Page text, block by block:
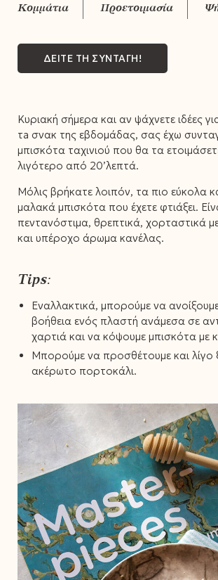
ΔΕΙΤΕ ΤΗ ΣΥΝΤΑΓΗ!
Κυριακή σήμερα και αν ψάχνετε ιδέες
τa σνακ της εβδομάδας, σας έχω
μπισκότα ταχινιού που θα τα
λιγότερο από 20’λεπτά.
Μόλις βρήκατε λοιπόν, τα πιο εύκολα
μαλακά μπισκότα που έχετε φτιάξει.
πεντανόστιμα, θρεπτικά, χορταστικά
και υπέροχο άρωμα κανέλας.
Tips:
Εναλλακτικά, μπορούμε να
βοήθεια ενός πλαστή ανάμεσα σε
χαρτιά και να κόψουμε μπισκότα με
Μπορούμε να προσθέτουμε και λίγο
ακέρωτο πορτοκάλι.